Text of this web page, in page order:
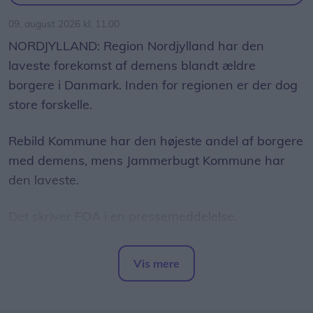
Her afholdes markedsdag ved Regnmildgaard for
tredje år i træk.
Her står øens beboere klar til at sælge
genbrugsguld, og du kan blandt andet forvente at
lækkerier.
Markedet finder sted klokken 10-16.
tilbage
09. august 2026 kl. 11.00
NORDJYLLAND: Region Nordjylland har den
laveste forekomst af demens blandt ældre
borgere i Danmark. Inden for regionen er der dog
store forskelle.
Rebild Kommune har den højeste andel af borgere
med demens, mens Jammerbugt Kommune har
den laveste.
Samtidig advarer FOA om, at det stigende antal
borgere med demens lægger et voksende pres på
Vis mere